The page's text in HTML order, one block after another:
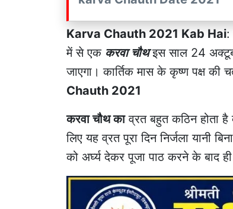
Karva Chauth 2021 Kab Hai:
में से एक करवा चौथइस साल 24
जाएगा। कार्तिक मास के कृष्ण पक्ष की
Chauth 2021
करवा चौथ काव्रत बहुत कठिन होता है
लिए यह व्रत पूरा दिन निर्जला यानी
को अर्घ्य देकर पूजा पाठ करने के बाद